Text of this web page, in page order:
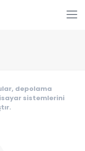
depolama
sistemlerini